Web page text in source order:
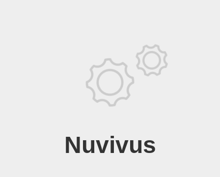
Nuvivus